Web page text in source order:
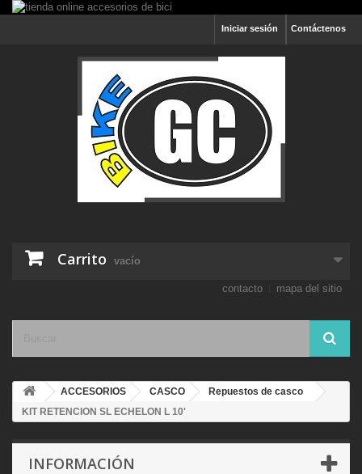
Contáctenos
Iniciar sesión
Carrito vacío
contacto mapa del sitio
ACCESORIOS CASCO
Repuestos de casco
KIT RETENCION SL ECHELON L 10'
INFORMACIÓN